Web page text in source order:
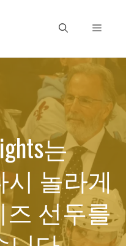
Menu
는
시 놀라게
즈 선두를